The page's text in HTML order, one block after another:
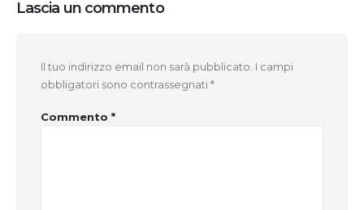
Lascia un commento
Il tuo indirizzo email non sarà pubblicato. I campi
obbligatori sono contrassegnati*
Commento *